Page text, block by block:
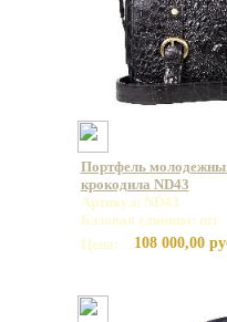
Портфель
крокодила ND43
Артикул: ND43
Базовая единица: шт
Цена:
108 000,00